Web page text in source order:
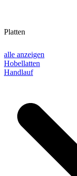
alle anzeigen
Hobellatten
Handlauf
Platten